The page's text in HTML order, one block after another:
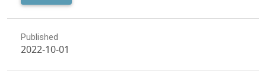
Published
2022-10-01